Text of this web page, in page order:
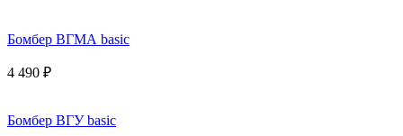
Бомбер ВГМА basic
4 490 ₽
Бомбер ВГУ basic